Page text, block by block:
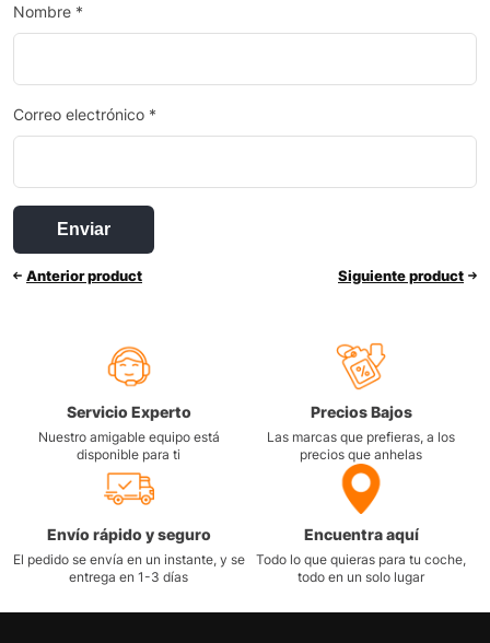
Nombre *
Correo electrónico *
Anterior product Siguiente product
Servicio Experto
Nuestro amigable equipo está
disponible para ti
Precios Bajos
Las marcas que prefieras, a los
precios que anhelas
Envío rápido y seguro
El pedido se envía en un instante, y se
entrega en 1-3 días
Encuentra aquí
Todo lo que quieras para tu coche,
todo en un solo lugar